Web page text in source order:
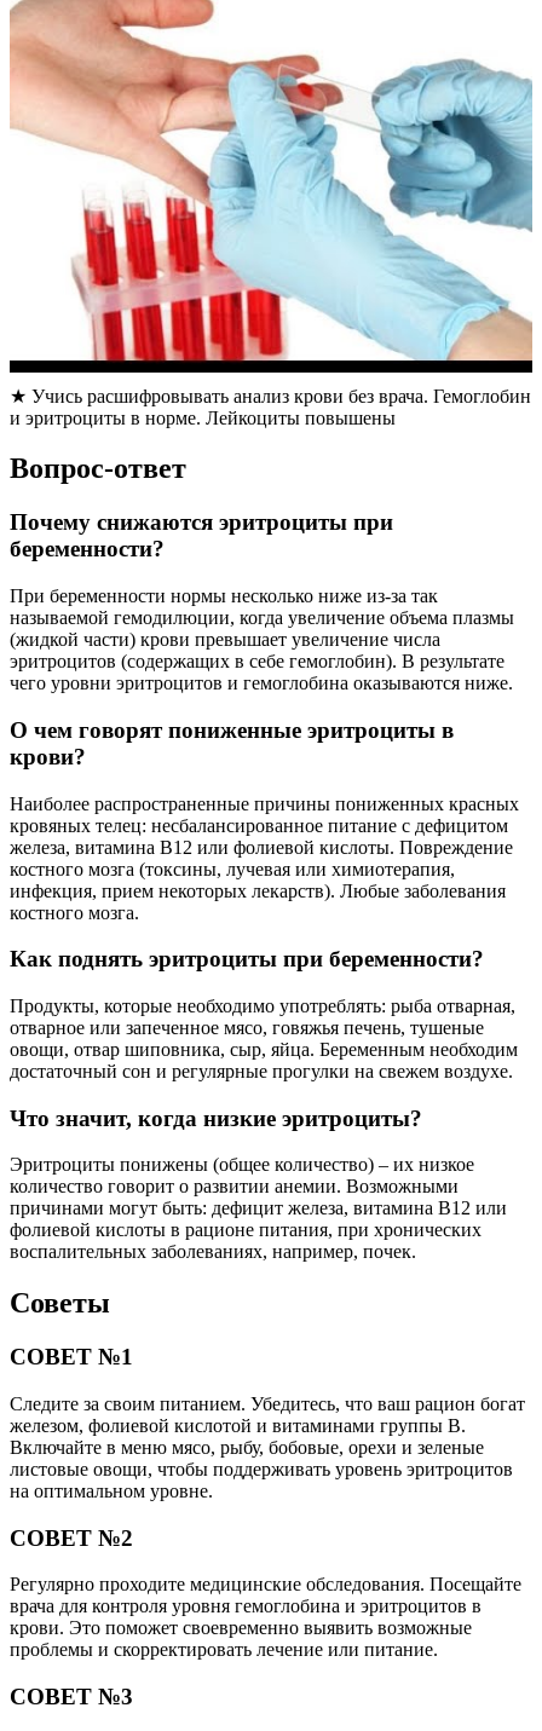
★ Учись расшифровывать анализ крови без врача. Гемоглобин
и эритроциты в норме. Лейкоциты повышены
Вопрос-ответ
Почему снижаются эритроциты при
беременности?
При беременности нормы несколько ниже из-за так
называемой гемодилюции, когда увеличение объема плазмы
(жидкой части) крови превышает увеличение числа
эритроцитов (содержащих в себе гемоглобин). В результате
чего уровни эритроцитов и гемоглобина оказываются ниже.
О чем говорят пониженные эритроциты в
крови?
Наиболее распространенные причины пониженных красных
кровяных телец: несбалансированное питание с дефицитом
железа, витамина B12 или фолиевой кислоты. Повреждение
костного мозга (токсины, лучевая или химиотерапия,
инфекция, прием некоторых лекарств). Любые заболевания
костного мозга.
Как поднять эритроциты при беременности?
Продукты, которые необходимо употреблять: рыба отварная,
отварное или запеченное мясо, говяжья печень, тушеные
овощи, отвар шиповника, сыр, яйца. Беременным необходим
достаточный сон и регулярные прогулки на свежем воздухе.
Что значит, когда низкие эритроциты?
Эритроциты понижены (общее количество) – их низкое
количество говорит о развитии анемии. Возможными
причинами могут быть: дефицит железа, витамина В12 или
фолиевой кислоты в рационе питания, при хронических
воспалительных заболеваниях, например, почек.
Советы
СОВЕТ №1
Следите за своим питанием. Убедитесь, что ваш рацион богат
железом, фолиевой кислотой и витаминами группы B.
Включайте в меню мясо, рыбу, бобовые, орехи и зеленые
листовые овощи, чтобы поддерживать уровень эритроцитов
на оптимальном уровне.
СОВЕТ №2
Регулярно проходите медицинские обследования. Посещайте
врача для контроля уровня гемоглобина и эритроцитов в
крови. Это поможет своевременно выявить возможные
проблемы и скорректировать лечение или питание.
СОВЕТ №3